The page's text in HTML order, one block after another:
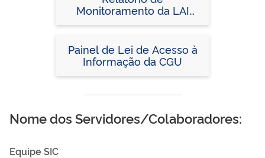
Monitoramento da LAI
2022
Painel de Lei de Acesso à
Informação da CGU
Nome dos Servidores/Colaboradores:
Equipe SIC